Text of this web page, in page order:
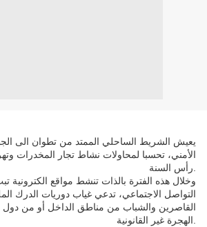
يعيش الشريط الساحلي الممتد من تطوان الى
الأمني، تحسبا لمحاولات نشاط تجار المخدرات
وخلال هذه الفترة بالذات تنشط مواقع
التواصل الاجتماعي، تدعي غياب دوريات الدرك
القاصرين والشباب من مناطق الداخل أو من